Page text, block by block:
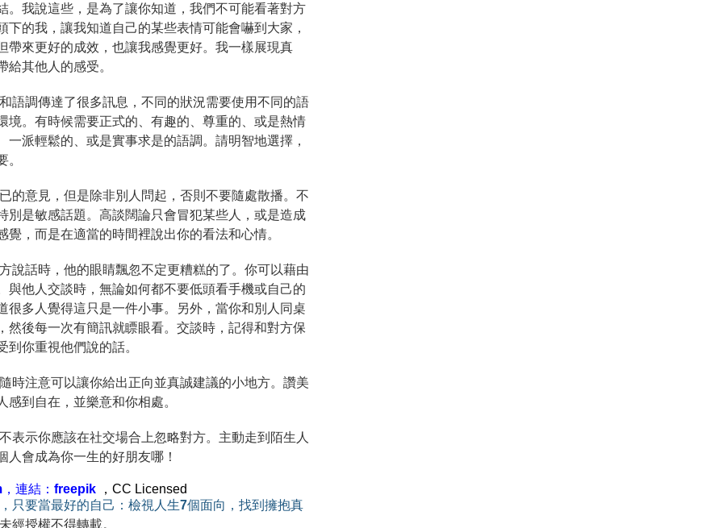
。我說這些，是為了讓你知道，我們不可能看著對方
的我，讓我知道自己的某些表情可能會嚇到大家，
帶來更好的成效，也讓我感覺更好。我一樣展現真
其他人的感受。
語調傳達了很多訊息，不同的狀況需要使用不同的語
境。有時候需要正式的、有趣的、尊重的、或是熱情
派輕鬆的、或是實事求是的語調。請明智地選擇，
。
的意見，但是除非別人問起，否則不要隨處散播。不
別是敏感話題。高談闊論只會冒犯某些人，或是造成
，而是在適當的時間裡說出你的看法和心情。
說話時，他的眼睛飄忽不定更糟糕的了。你可以藉由
與他人交談時，無論如何都不要低頭看手機或自己的
很多人覺得這只是一件小事。另外，當你和別人同桌
然後每一次有簡訊就瞟眼看。交談時，記得和對方保
你重視他們說的話。
時注意可以讓你給出正向並真誠建議的小地方。讚美
到自在，並樂意和你相處。
表示你應該在社交場合上忽略對方。主動走到陌生人
會成為你一生的好朋友哪！
連結：freepik
，CC Licensed
只要當最好的自己：檢視人生7個面向，找到擁抱真
經授權不得轉載。